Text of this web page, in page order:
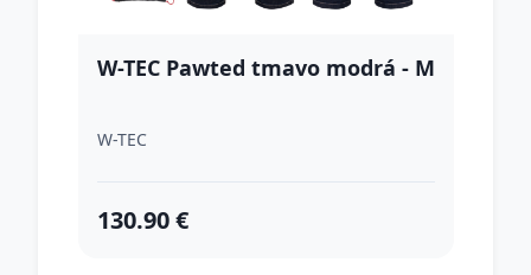
W-TEC Pawted tmavo modrá - M
W-TEC
130.90 €